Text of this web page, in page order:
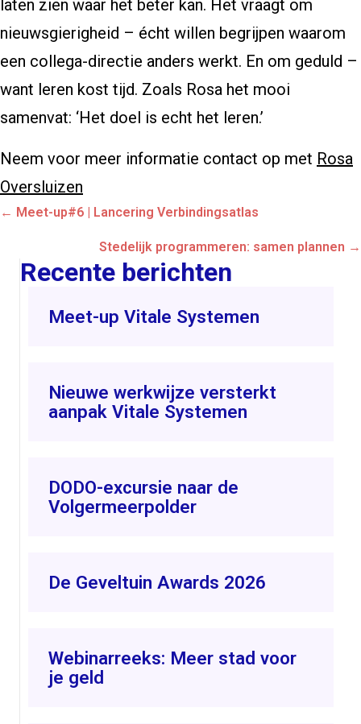
laten zien waar het beter kan. Het vraagt om
nieuwsgierigheid – écht willen begrijpen waarom
een collega-directie anders werkt. En om geduld –
want leren kost tijd. Zoals Rosa het mooi
samenvat: ‘Het doel is echt het leren.’
Neem voor meer informatie contact op met Rosa
Oversluizen
Posts
navigation
← Meet-up#6 | Lancering Verbindingsatlas
Stedelijk programmeren: samen plannen →
Recente berichten
Meet-up Vitale Systemen
Nieuwe werkwijze versterkt
aanpak Vitale Systemen
DODO-excursie naar de
Volgermeerpolder
De Geveltuin Awards 2026
Webinarreeks: Meer stad voor
je geld